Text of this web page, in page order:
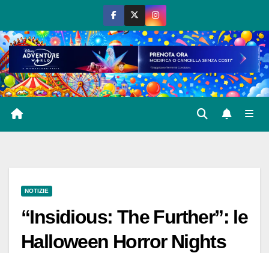
al
contenuto
NOTIZIE
“Insidious: The Further”: le
Halloween Horror Nights